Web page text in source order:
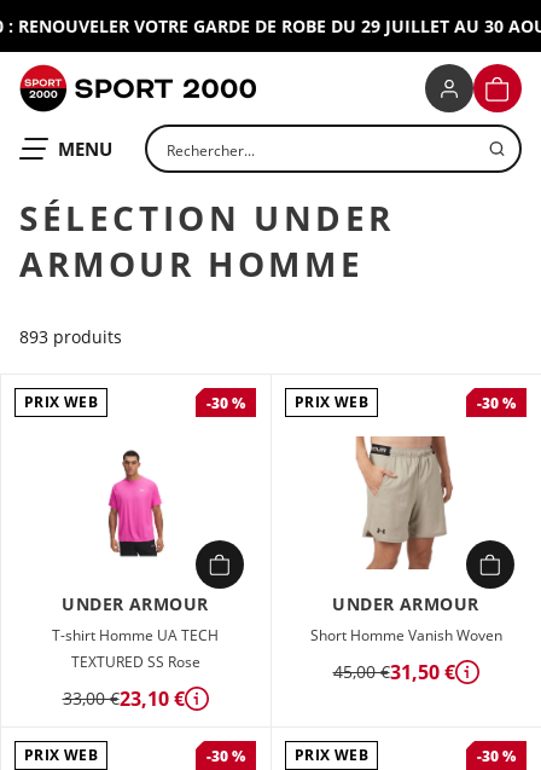
VOTRE GARDE DE ROBE DU 29 JUILLET AU 30
OUVRIR LE
MENU Rechercher un produit
SÉLECTION UNDER
ARMOUR HOMME
893 produits
PRIX WEB -30 %
UNDER ARMOUR
T-shirt Homme UA TECH
TEXTURED SS Rose
33,00 €23,10 € Détails
PRIX WEB -30 %
UNDER ARMOUR
Short Homme Vanish Woven
45,00 €31,50 € Détails
PRIX WEB -30 % PRIX WEB -30 %